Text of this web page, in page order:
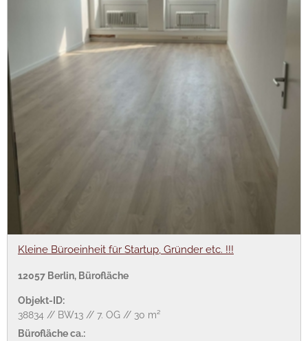
Kleine Büroeinheit für Startup, Gründer etc. !!!
12057 Berlin, Bürofläche
Objekt-ID:
38834 // BW13 // 7. OG // 30 m²
Bürofläche ca.: